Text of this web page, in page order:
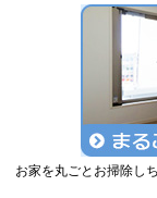
お家を丸ごとお掃除し